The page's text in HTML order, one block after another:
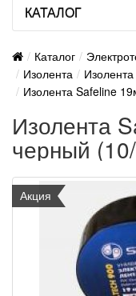
КАТАЛОГ
Каталог
Изолента
Изолента Safeline
Изолента
черный
Акция